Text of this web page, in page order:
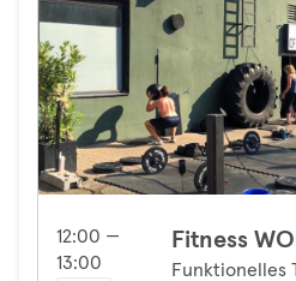
12:00 —
13:00
Fitness
Funktionelles